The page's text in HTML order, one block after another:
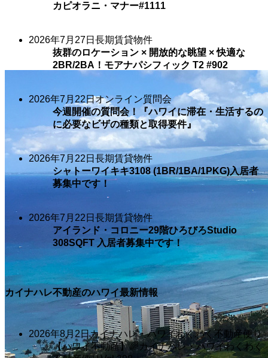
カピオラニ・マナー#1111
2026年7月27日 長期賃貸物件
抜群のロケーション × 開放的な眺望 × 快適な
2BR/2BA！モアナパシフィック T2 #902
2026年7月22日オンライン質問会
今週開催の質問会！『ハワイに滞在・生活するの
に必要なビザの種類と取得要件』
2026年7月22日 長期賃貸物件
シャトーワイキキ3108 (1BR/1BA/1PKG)入居者
募集中です！
2026年7月22日 長期賃貸物件
アイランド・コロニー29階ひろびろStudio
308SQFT 入居者募集中です！
カイナハレ不動産のハワイ最新情報
2026年8月2日カイナハレ・ハワイわくわく不動産便り
【ハワイ不動産】🌈カイナハレ・ハワイわくわく